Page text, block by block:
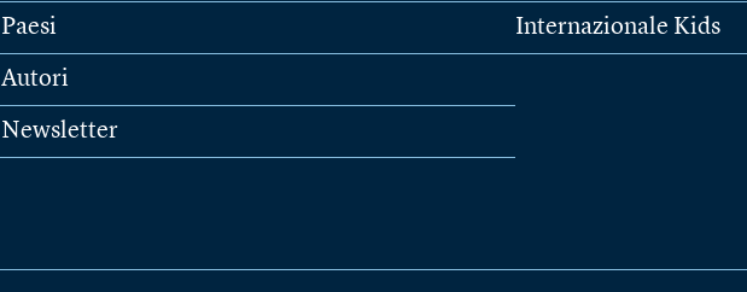
Paesi
Autori
Newsletter
Internazionale Kids